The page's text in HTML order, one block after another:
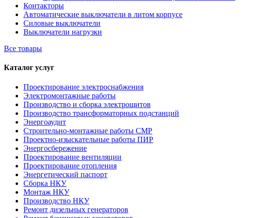
Контакторы
Автоматические выключатели в литом корпусе
Силовые выключатели
Выключатели нагрузки
Все товары
Каталог услуг
Проектирование электроснабжения
Электромонтажные работы
Производство и сборка электрощитов
Производство трансформаторных подстанций
Энергоаудит
Строительно-монтажные работы СМР
Проектно-изыскательные работы ПИР
Энергосбережение
Проектирование вентиляции
Проектирование отопления
Энергетический паспорт
Сборка НКУ
Монтаж НКУ
Производство НКУ
Ремонт дизельных генераторов